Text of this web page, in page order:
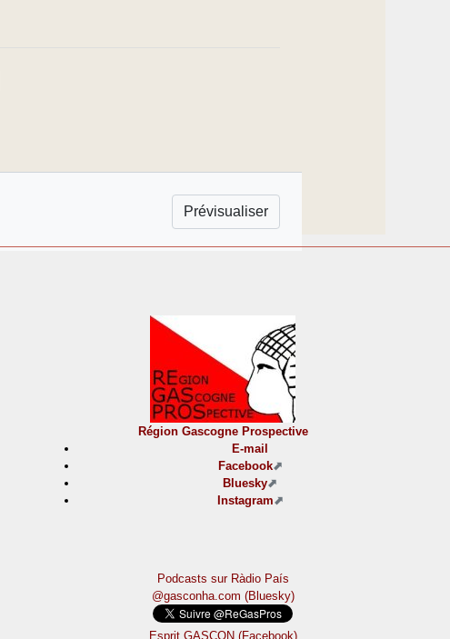
Région Gascogne Prospective
E-mail
Facebook
Bluesky
Instagram
Podcasts sur Ràdio País
@gasconha.com (Bluesky)
Esprit GASCON (Facebook)